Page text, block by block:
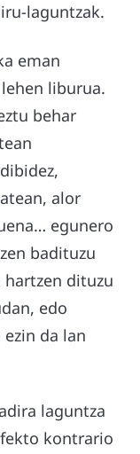
laguntzak.
eman
liburua.
behar
alor
egunero
badituzu
dituzu
edo
da lan
laguntza
kontrario